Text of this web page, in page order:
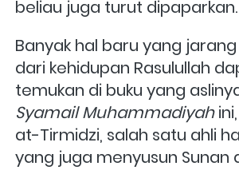
beliau juga turut dipaparkan.
Banyak hal baru yang
dari kehidupan Rasulullah
Syamail Muhammadiyah
at-Tirmidzi, salah satu ahli
yang juga menyusun Sunan